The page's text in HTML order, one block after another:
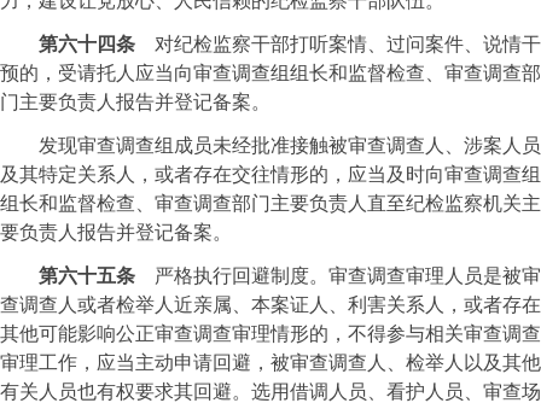
第六十四条 对纪检监察干部打听案情、过问案件、说情干
预的，受请托人应当向审查调查组组长和监督检查、审查调查部
门主要负责人报告并登记备案。
发现审查调查组成员未经批准接触被审查调查人、涉案人员
及其特定关系人，或者存在交往情形的，应当及时向审查调查组
组长和监督检查、审查调查部门主要负责人直至纪检监察机关主
要负责人报告并登记备案。
第六十五条 严格执行回避制度。审查调查审理人员是被审
查调查人或者检举人近亲属、本案证人、利害关系人，或者存在
其他可能影响公正审查调查审理情形的，不得参与相关审查调查
审理工作，应当主动申请回避，被审查调查人、检举人以及其他
有关人员也有权要求其回避。选用借调人员、看护人员、审查场